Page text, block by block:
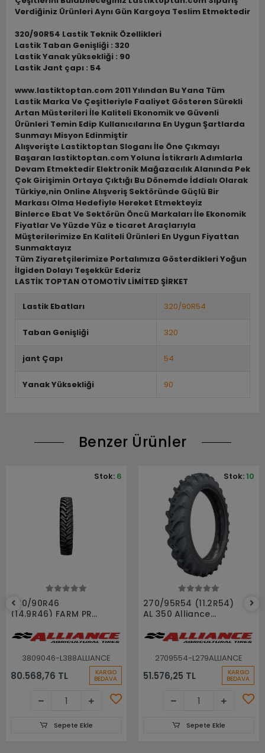
Verdiğiniz Ürünleri Aynı Gün Kargoya Teslim Etmektedir
320/90R54 Lastik Teknik Özellikleri
Lastik Taban Genişliği : 320
Lastik Yanak yüksekliği : 90
Lastik Jant çapı : 54
www.lastiktoptan.com 2011 Yılından Bu Yana Tüm
Lastik Marka Ve Çeşitleriyle Faaliyet Gösteren Sürekli
Artan Müsterileri İle Kaliteli Ekonomik ve Güvenli
Ürünleri Temin Edip Kullanıcılarına En Uygun Şartlarda
Sunmayı Misyon Edinmiştir
Alışverişte Lastiktoptan Sloganı İle Öne Çıkmayı
Başaran lastiktoptan.com Yoluna İstikrarlı Adımlarla
Devam Etmektedir Elektronik Mağazacılık Alanında Pek
Çok Girişimin Ortaya Çıktığı Bu Dönemde İddialı Olarak
Türkiye,nin Online Alışveriş Sektöründe Güçlü Bir
Markası Olma Hedefiyle Hereket Etmekteyiz
Binlerce Ebat Ve Sektörün Öncü Markaları İle Ekonomik
Fiyatlar Ve Yüzde Yüz e ticaret Araçlarıyla
Müşterilerimize En Kaliteli Ürünleri En Uygun Fiyattan
Sunmaktayız
Tüm Ziyaretçilerimize Portalımıza Gösterdikleri Yoğun
İlgiden Dolayı Teşekkür Ederiz
LASTİK TOPTAN OTOMOTİV LİMİTED ŞİRKET
Lastik Ebatları 320/90R54
Taban Genişliği 320
jant Çapı 54
Yanak Yüksekliği 90
Benzer Ürünler
380/90R46
(14.9R46) FARM PRO
Traktör İlaçlama
Süne Lastiği
3809046-L388ALLIANCE
80.568,76 TL KARGO
BEDAVA
Stok: 6
Sepete Ekle
Sepete Ekle
270/95R54 (11.2R54)
AL 350 Alliance
Süne Lastiği
2709554-L279ALLIANCE
51.576,25 TL KARGO
BEDAVA
Stok:10
Sepete Ekle